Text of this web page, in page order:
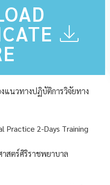
แนวทางปฏิบัติการวิจัยทาง
Practice 2-Days Training
สตร์ศิริราชพยาบาล